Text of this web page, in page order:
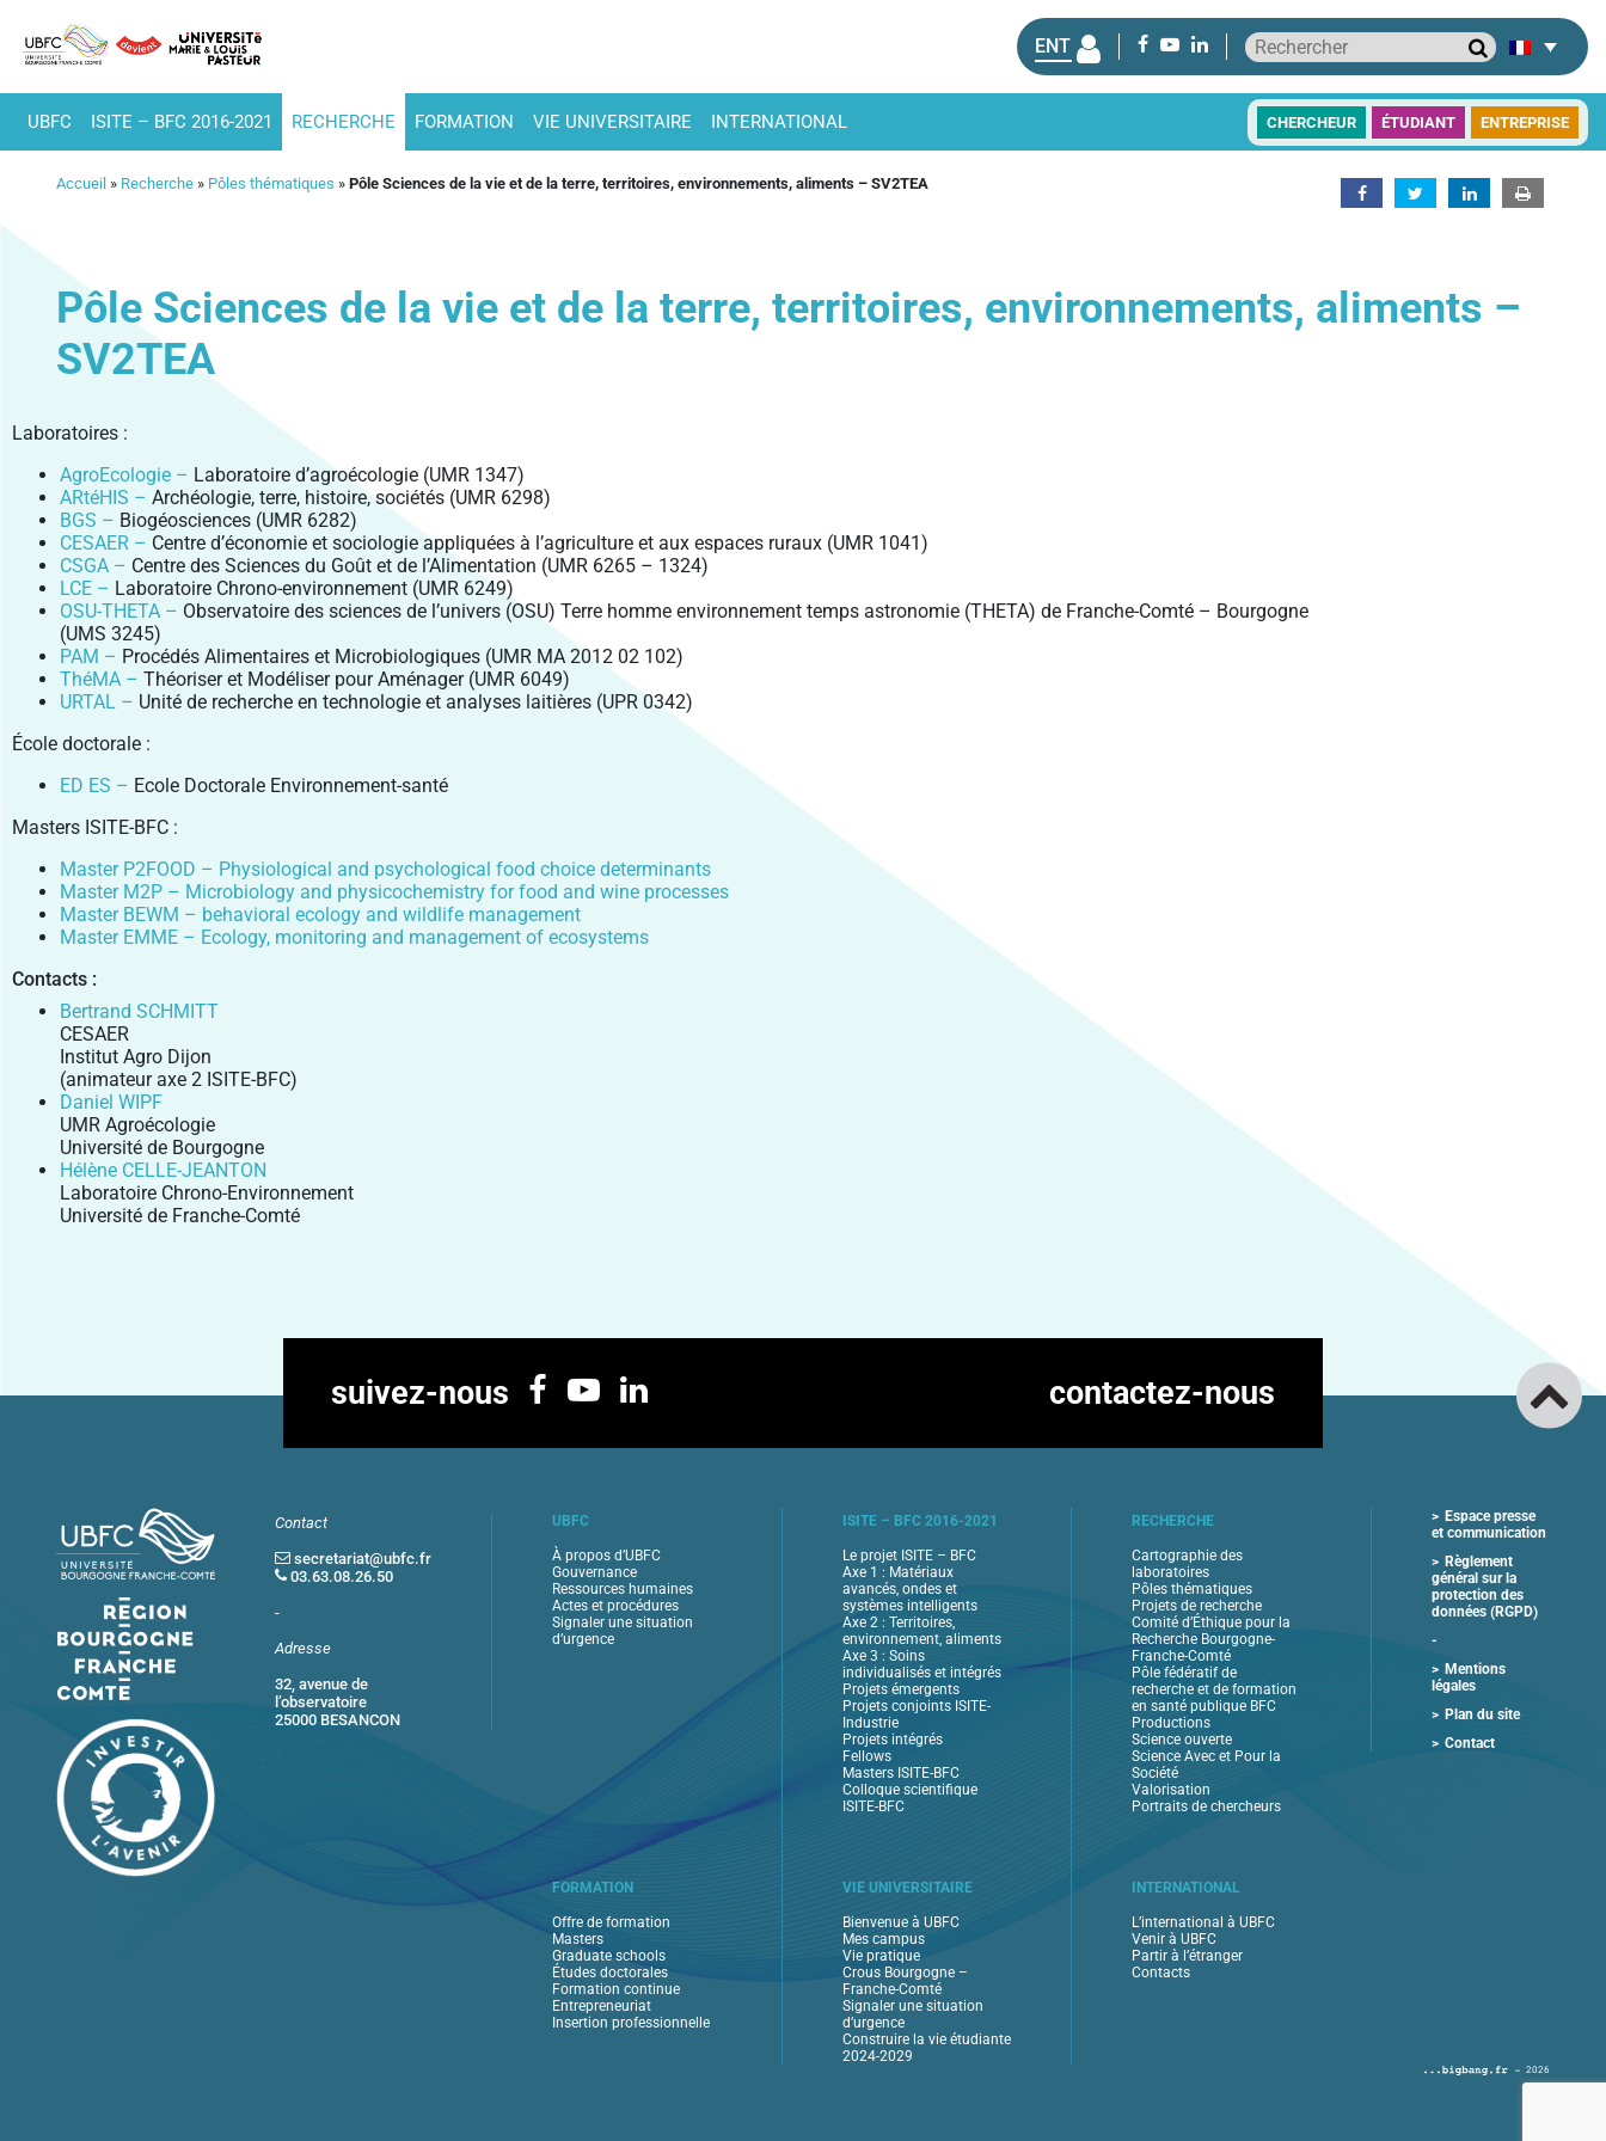
ENT
UBFC ISITE – BFC 2016-2021 RECHERCHE FORMATION VIE UNIVERSITAIRE INTERNATIONAL CHERCHEUR ÉTUDIANT ENTREPRISE
Accueil » Recherche » Pôles thématiques » Pôle Sciences de la vie et de la terre, territoires, environnements, aliments – SV2TEA
Pôle Sciences de la vie et de la terre, territoires, environnements, aliments –
SV2TEA
Laboratoires :
AgroEcologie – Laboratoire d’agroécologie (UMR 1347)
ARtéHIS – Archéologie, terre, histoire, sociétés (UMR 6298)
BGS – Biogéosciences (UMR 6282)
CESAER – Centre d’économie et sociologie appliquées à l’agriculture et aux espaces ruraux (UMR 1041)
CSGA – Centre des Sciences du Goût et de l’Alimentation (UMR 6265 – 1324)
LCE – Laboratoire Chrono-environnement (UMR 6249)
OSU-THETA – Observatoire des sciences de l’univers (OSU) Terre homme environnement temps astronomie (THETA) de Franche-Comté – Bourgogne
(UMS 3245)
PAM – Procédés Alimentaires et Microbiologiques (UMR MA 2012 02 102)
ThéMA – Théoriser et Modéliser pour Aménager (UMR 6049)
URTAL – Unité de recherche en technologie et analyses laitières (UPR 0342)
École doctorale :
ED ES – Ecole Doctorale Environnement-santé
Masters ISITE-BFC :
Master P2FOOD – Physiological and psychological food choice determinants
Master M2P – Microbiology and physicochemistry for food and wine processes
Master BEWM – behavioral ecology and wildlife management
Master EMME – Ecology, monitoring and management of ecosystems
Contacts :
Bertrand SCHMITT
CESAER
Institut Agro Dijon
(animateur axe 2 ISITE-BFC)
Daniel WIPF
UMR Agroécologie
Université de Bourgogne
Hélène CELLE-JEANTON
Laboratoire Chrono-Environnement
Université de Franche-Comté
suivez-nous contactez-nous
Contact
secretariat@ubfc.fr
03.63.08.26.50
-
Adresse
32, avenue de
l’observatoire
25000 BESANCON
UBFC
À propos d’UBFC
Gouvernance
Ressources humaines
Actes et procédures
Signaler une situation
d’urgence
ISITE – BFC 2016-2021
Le projet ISITE – BFC
Axe 1 : Matériaux
avancés, ondes et
systèmes intelligents
Axe 2 : Territoires,
environnement, aliments
Axe 3 : Soins
individualisés et intégrés
Projets émergents
Projets conjoints ISITE-
Industrie
Projets intégrés
Fellows
Masters ISITE-BFC
Colloque scientifique
ISITE-BFC
RECHERCHE
Cartographie des
laboratoires
Pôles thématiques
Projets de recherche
Comité d’Éthique pour la
Recherche Bourgogne-
Franche-Comté
Pôle fédératif de
recherche et de formation
en santé publique BFC
Productions
Science ouverte
Science Avec et Pour la
Société
Valorisation
Portraits de chercheurs
FORMATION
Offre de formation
Masters
Graduate schools
Études doctorales
Formation continue
Entrepreneuriat
Insertion professionnelle
VIE UNIVERSITAIRE
Bienvenue à UBFC
Mes campus
Vie pratique
Crous Bourgogne –
Franche-Comté
Signaler une situation
d’urgence
Construire la vie étudiante
2024-2029
INTERNATIONAL
L’international à UBFC
Venir à UBFC
Partir à l’étranger
Contacts
Espace presse
et communication
Règlement
général sur la
protection des
données (RGPD)
Mentions
légales
Plan du site
Contact
2026